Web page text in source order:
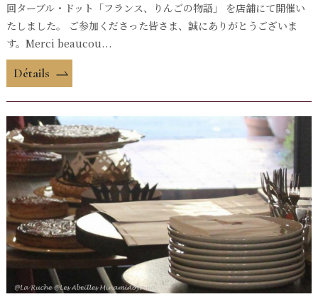
回ターブル・ドット「フランス、りんごの物語」 を店舗にて開催い
たしました。 ご参加くださった皆さま、誠にありがとうございま
す。Merci beaucou...
Détails